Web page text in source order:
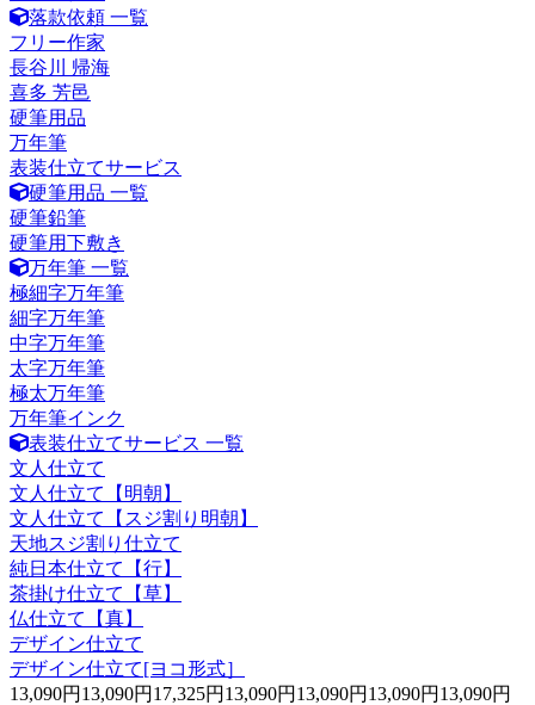
落款依頼 一覧
フリー作家
長谷川 帰海
喜多 芳邑
硬筆用品
万年筆
表装仕立てサービス
硬筆用品 一覧
硬筆鉛筆
硬筆用下敷き
万年筆 一覧
極細字万年筆
細字万年筆
中字万年筆
太字万年筆
極太万年筆
万年筆インク
表装仕立てサービス 一覧
文人仕立て
文人仕立て【明朝】
文人仕立て【スジ割り明朝】
天地スジ割り仕立て
純日本仕立て【行】
茶掛け仕立て【草】
仏仕立て【真】
デザイン仕立て
デザイン仕立て[ヨコ形式］
13,090円 13,090円 17,325円 13,090円 13,090円 13,090円 13,090円